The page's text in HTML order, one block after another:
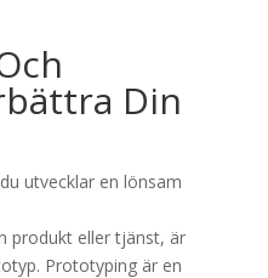
Din
produkt eller tjänst, är
Prototyping är en